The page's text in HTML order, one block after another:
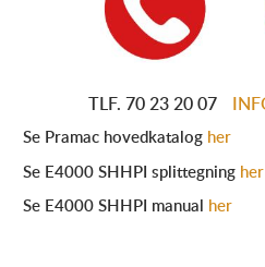
TLF. 70 23 20 07
Se Pramac hovedkatalog her
Se E4000 SHHPI splittegning her
Se E4000 SHHPI manual her